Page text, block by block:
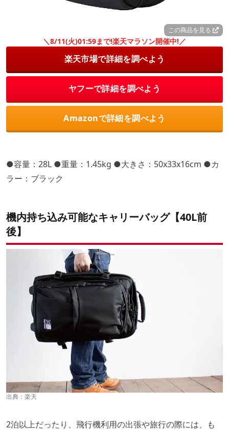
この商品を見る
＼8/11(火)01:59まで!楽天マラソン開催中!／
楽天市場で詳細を調べよう
ヤフーで詳細を調べよう
Amazonで詳細を調べよう
●容量：28L ●重量：1.45kg ●大きさ：50x33x16cm ●カ
ラー：ブラック
機内持ち込み可能なキャリーバッグ【40L前
後】
出典： 楽天
2泊以上だったり、飛行機利用の出張や旅行の際には、も